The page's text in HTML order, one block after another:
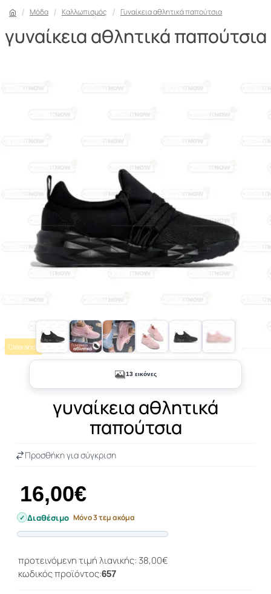
Μόδα Καλλωπισμός Γυναίκεια αθλητικά παπούτσια
γυναίκεια αθλητικά παπούτσια
Clearance
+8
13 εικόνες
γυναίκεια αθλητικά
παπούτσια
16,00€
Διαθέσιμο Μόνο 3 τεμ ακόμα
Προσθήκη για σύγκριση
προτεινόμενη τιμή λιανικής: 38,00€
κωδικός προϊόντος:657